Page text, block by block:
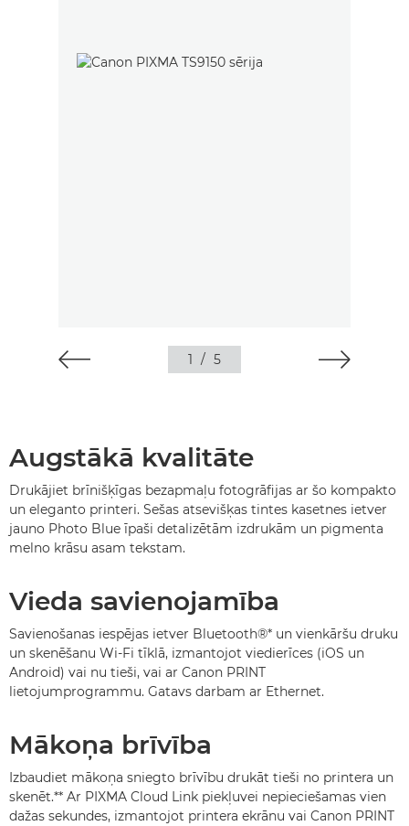
1 / 5
Augstākā kvalitāte
Drukājiet brīnišķīgas bezapmaļu fotogrāfijas ar šo kompakto
un eleganto printeri. Sešas atsevišķas tintes kasetnes ietver
jauno Photo Blue īpaši detalizētām izdrukām un pigmenta
melno krāsu asam tekstam.
Vieda savienojamība
Savienošanas iespējas ietver Bluetooth®* un vienkāršu druku
un skenēšanu Wi-Fi tīklā, izmantojot viedierīces (iOS un
Android) vai nu tieši, vai ar Canon PRINT
lietojumprogrammu. Gatavs darbam ar Ethernet.
Mākoņa brīvība
Izbaudiet mākoņa sniegto brīvību drukāt tieši no printera un
skenēt.** Ar PIXMA Cloud Link piekļuvei nepieciešamas vien
dažas sekundes, izmantojot printera ekrānu vai Canon PRINT